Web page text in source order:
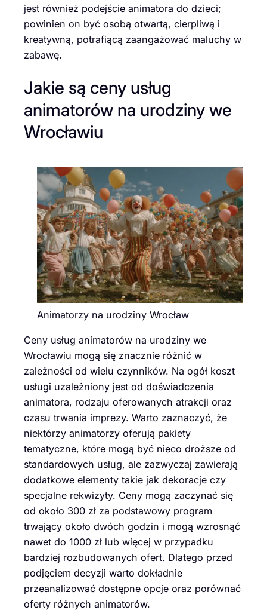
jest również podejście animatora do dzieci;
powinien on być osobą otwartą, cierpliwą i
kreatywną, potrafiącą zaangażować maluchy w
zabawę.
Jakie są ceny usług
animatorów na urodziny we
Wrocławiu
Animatorzy na urodziny Wrocław
Ceny usług animatorów na urodziny we
Wrocławiu mogą się znacznie różnić w
zależności od wielu czynników. Na ogół koszt
usługi uzależniony jest od doświadczenia
animatora, rodzaju oferowanych atrakcji oraz
czasu trwania imprezy. Warto zaznaczyć, że
niektórzy animatorzy oferują pakiety
tematyczne, które mogą być nieco droższe od
standardowych usług, ale zazwyczaj zawierają
dodatkowe elementy takie jak dekoracje czy
specjalne rekwizyty. Ceny mogą zaczynać się
od około 300 zł za podstawowy program
trwający około dwóch godzin i mogą wzrosnąć
nawet do 1000 zł lub więcej w przypadku
bardziej rozbudowanych ofert. Dlatego przed
podjęciem decyzji warto dokładnie
przeanalizować dostępne opcje oraz porównać
oferty różnych animatorów.